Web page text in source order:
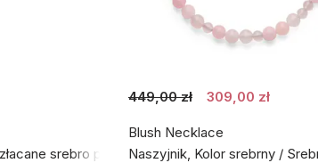
srebro próby 925
449,00 zł 309,00 zł
Blush Necklace
Naszyjnik, Kolor srebrny /